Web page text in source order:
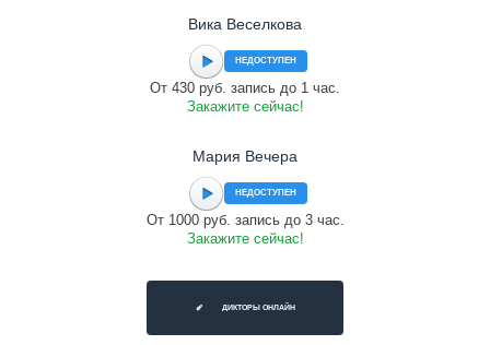
Вика Веселкова
НЕДОСТУПЕН
От 430 руб. запись до 1 час.
Закажите сейчас!
Мария Вечера
НЕДОСТУПЕН
От 1000 руб. запись до 3 час.
Закажите сейчас!
ДИКТОРЫ ОНЛАЙН